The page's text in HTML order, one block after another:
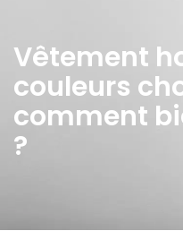
Vêtement
couleurs
comment
?